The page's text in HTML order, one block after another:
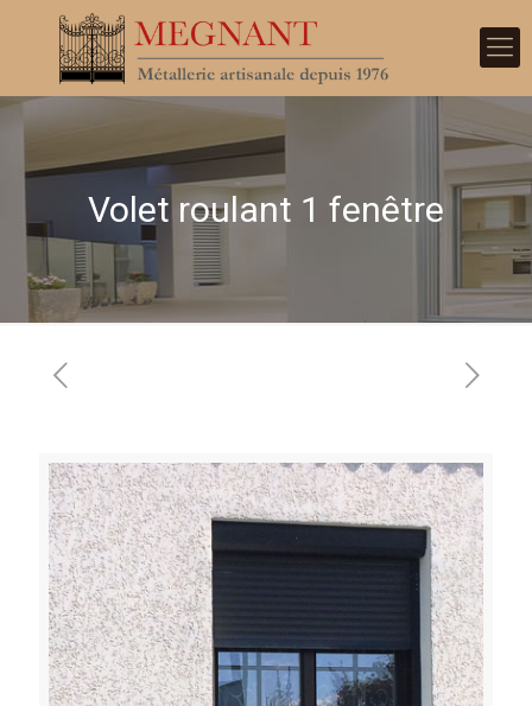
Volet roulant 1 fenêtre